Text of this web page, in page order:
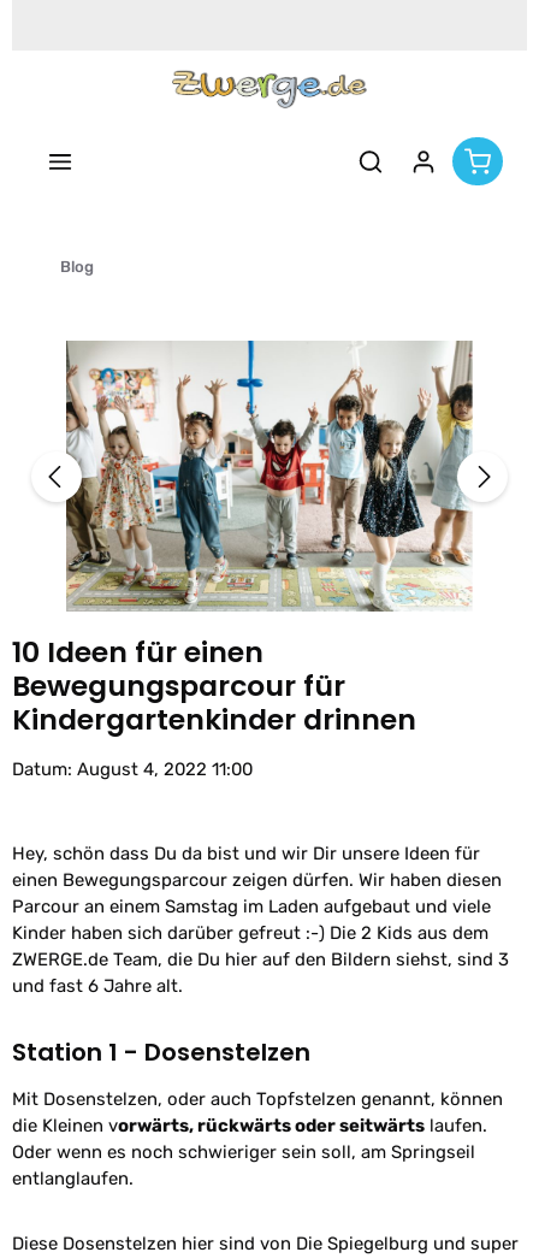
Blog
Bildergalerie überspringen
10 Ideen für einen
Bewegungsparcour für
Kindergartenkinder drinnen
Datum: August 4, 2022 11:00
Hey, schön dass Du da bist und wir Dir unsere Ideen für
einen Bewegungsparcour zeigen dürfen. Wir haben diesen
Parcour an einem Samstag im Laden aufgebaut und viele
Kinder haben sich darüber gefreut :-) Die 2 Kids aus dem
ZWERGE.de Team, die Du hier auf den Bildern siehst, sind 3
und fast 6 Jahre alt.
Station 1 - Dosenstelzen
Mit Dosenstelzen, oder auch Topfstelzen genannt, können
die Kleinen vorwärts, rückwärts oder seitwärts laufen.
Oder wenn es noch schwieriger sein soll, am Springseil
entlanglaufen.
Diese Dosenstelzen hier sind von Die Spiegelburg und super